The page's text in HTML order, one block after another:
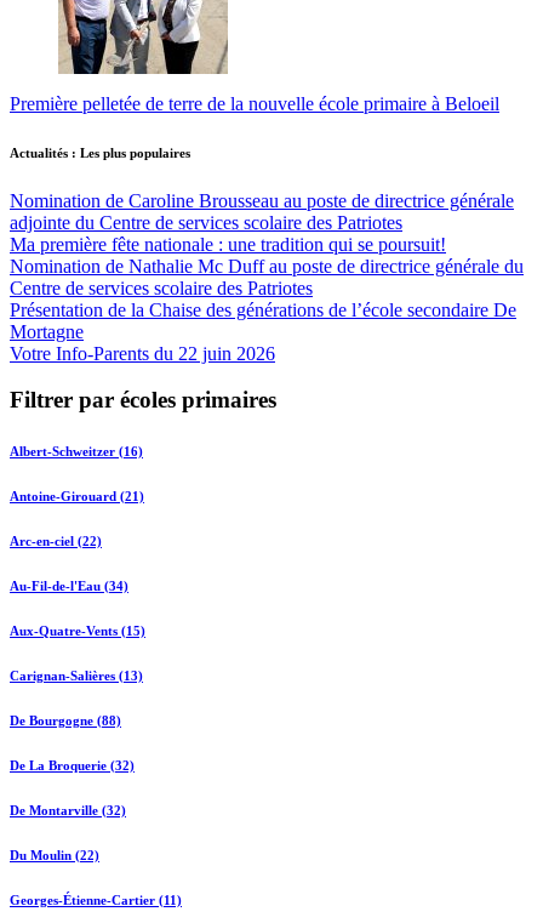
Première pelletée de terre de la nouvelle école primaire à Beloeil
Actualités : Les plus populaires
Nomination de Caroline Brousseau au poste de directrice générale
adjointe du Centre de services scolaire des Patriotes
Ma première fête nationale : une tradition qui se poursuit!
Nomination de Nathalie Mc Duff au poste de directrice générale du
Centre de services scolaire des Patriotes
Présentation de la Chaise des générations de l’école secondaire De
Mortagne
Votre Info-Parents du 22 juin 2026
Filtrer par écoles primaires
Albert-Schweitzer (16)
Antoine-Girouard (21)
Arc-en-ciel (22)
Au-Fil-de-l'Eau (34)
Aux-Quatre-Vents (15)
Carignan-Salières (13)
De Bourgogne (88)
De La Broquerie (32)
De Montarville (32)
Du Moulin (22)
Georges-Étienne-Cartier (11)